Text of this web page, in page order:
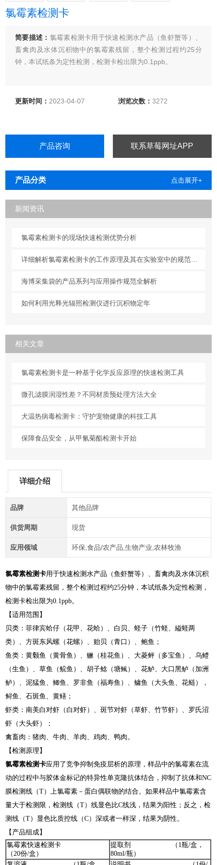
氯霉素检测卡
简要描述： 氯霉素检测卡用于快速检测水产品（鱼虾蟹等）、
畜禽肉及水体沉积物中的氯霉素残留，整个检测过程约25分
钟，本试纸条为定性检测，检测卡检出限为0.1ppb。
更新时间： 2023-04-07 浏览次数： 3272
产品咨询 联系草莓网址APP
产品分类 点击展开+
新闻资讯
氯霉素检测卡的现场快速检测优势分析
详细解析氯霉素检测卡的工作原理及其在实验室中的规范操作与维护方法
海博采集袋的产品系列与应用操作规范全解析
如何利用光释光辐照检测仪进行沉积物定年
相关文章
氯霉素检测卡是一种基于化学反应原理的快速检测工具
微孔滤膜润湿性差？不同材质预处理方法大全
犬温热病毒检测卡：守护宠物健康的科技工具
保障食品安全，从甲氰菊酯检测卡开始
详细介绍
品牌 其他品牌
供货周期 现货
应用领域 环保,食品/农产品,生物产业,农林牧渔
氯霉素检测卡用于快速检测水产品（鱼虾蟹等）、畜禽肉及水体沉积
物中的氯霉素残留，整个检测过程约25分钟，本试纸条为定性检测，
检测卡检出限为0.1ppb。
【适用范围】
贝类：菲律宾蛤仔（花甲、花蛤）、白贝、蛏子（竹蛏、縊蛏两
类）、方斑东风螺（花螺）、贻贝（青口）、鲍鱼；
鱼类：黄颡鱼（黄骨鱼）、鳜（桂花鱼）、大菱鲆（多宝鱼）、乌鳢
（生鱼）、草鱼（鲩鱼）、胡子鲶（塘鲺）、花鲈、大口黑鲈（加洲
鲈）、泥猛鱼、鲫鱼、罗非鱼（福寿鱼）、鳙鱼（大头鱼、花鲢），
鲟鱼、石斑鱼、黄鳝；
虾类：南美白对虾（白对虾）、斑节对虾（草虾、竹节虾）、罗氏沼
虾（大头虾）；
禽畜肉：猪肉、牛肉、羊肉、鸡肉、鸭肉。
【检测原理】
氯霉素检测卡应用了竞争抑制免疫层析的原理，样品中的氯霉素在流
动的过程中与胶体金标记的特异性单克隆抗体结合，抑制了抗体和NC
膜检测线（T）上氯霉素－蛋白偶联物的结合。如果样品中氯霉素含
量大于检测限，检测线（T）线显色比C线浅，结果为阳性；反之，检
测线（T）显色比质控线（C）深或者一样深，结果为阴性。
【产品组成】
氯霉素快速检测卡
（20份/盒）
提取剂 （1瓶/盒，
80ml/瓶）